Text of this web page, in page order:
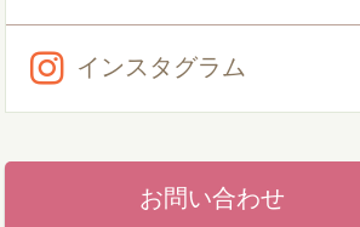
インスタグラム
お問い合わせ